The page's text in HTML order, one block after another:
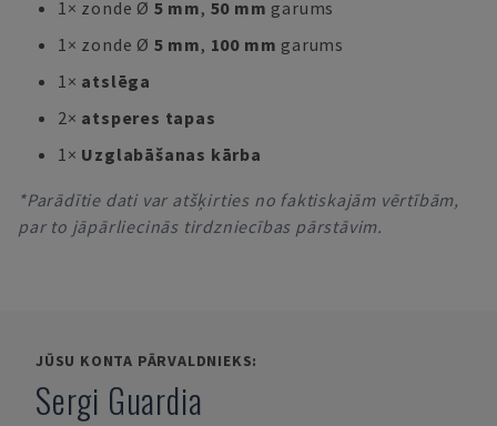
1× zonde Ø 5 mm, 50 mm garums
1× zonde Ø 5 mm, 100 mm garums
1× atslēga
2× atsperes tapas
1× Uzglabāšanas kārba
*Parādītie dati var atšķirties no faktiskajām vērtībām,
par to jāpārliecinās tirdzniecības pārstāvim.
JŪSU KONTA PĀRVALDNIEKS:
Sergi Guardia